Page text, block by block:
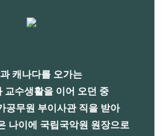
캐나다를 오가는
교수생활을 이어 오던 중
공무원 부이사관 직을 받아
나이에 국립국악원 원장으로